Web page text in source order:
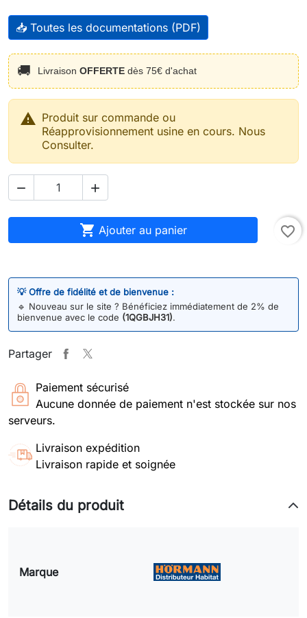
📥 Toutes les documentations (PDF)
🚚 Livraison OFFERTE dès 75€ d'achat
 Produit sur commande ou
Réapprovisionnement usine en cours. Nous
Consulter.
 
 Ajouter au panier favorite_border
💡 Offre de fidélité et de bienvenue :
🔹 Nouveau sur le site ? Bénéficiez immédiatement de 2% de
bienvenue avec le code (1QGBJH31).
Partager
Paiement sécurisé
Aucune donnée de paiement n'est stockée sur nos
serveurs.
Livraison expédition
Livraison rapide et soignée
Détails du produit
Marque